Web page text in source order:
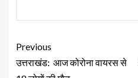
Previous
उत्तराखंड: आज कोरोना वायरस से